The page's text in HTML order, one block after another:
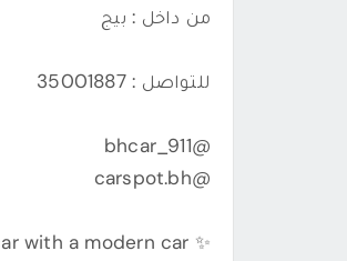
من داخل : بيج
للتواصل : 35001887
@bhcar_911
@carspot.bh
✨ We have a service to replace your old car with a modern car..